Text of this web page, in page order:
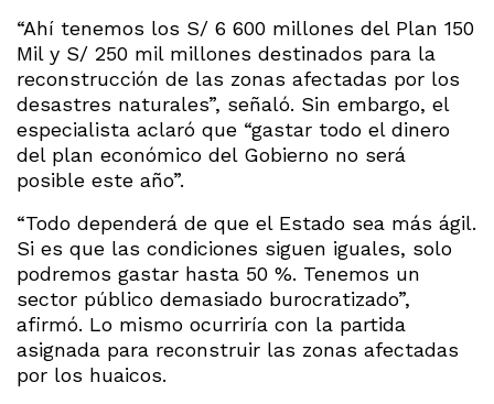
“Ahí tenemos los S/ 6 600 millones del Plan 150
Mil y S/ 250 mil millones destinados para la
reconstrucción de las zonas afectadas por los
desastres naturales”, señaló. Sin embargo, el
especialista aclaró que “gastar todo el dinero
del plan económico del Gobierno no será
posible este año”.
“Todo dependerá de que el Estado sea más ágil.
Si es que las condiciones siguen iguales, solo
podremos gastar hasta 50 %. Tenemos un
sector público demasiado burocratizado”,
afirmó. Lo mismo ocurriría con la partida
asignada para reconstruir las zonas afectadas
por los huaicos.